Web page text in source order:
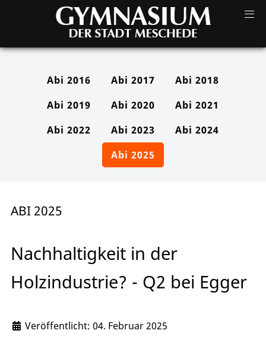
Abi 2016 Abi 2017
Abi 2018
Abi 2019
Abi 2020
Abi 2021
Abi 2022
Abi 2023
Abi 2024
Abi 2025
ABI 2025
Nachhaltigkeit in der
Holzindustrie? - Q2 bei Egger
Veröffentlicht: 04. Februar 2025